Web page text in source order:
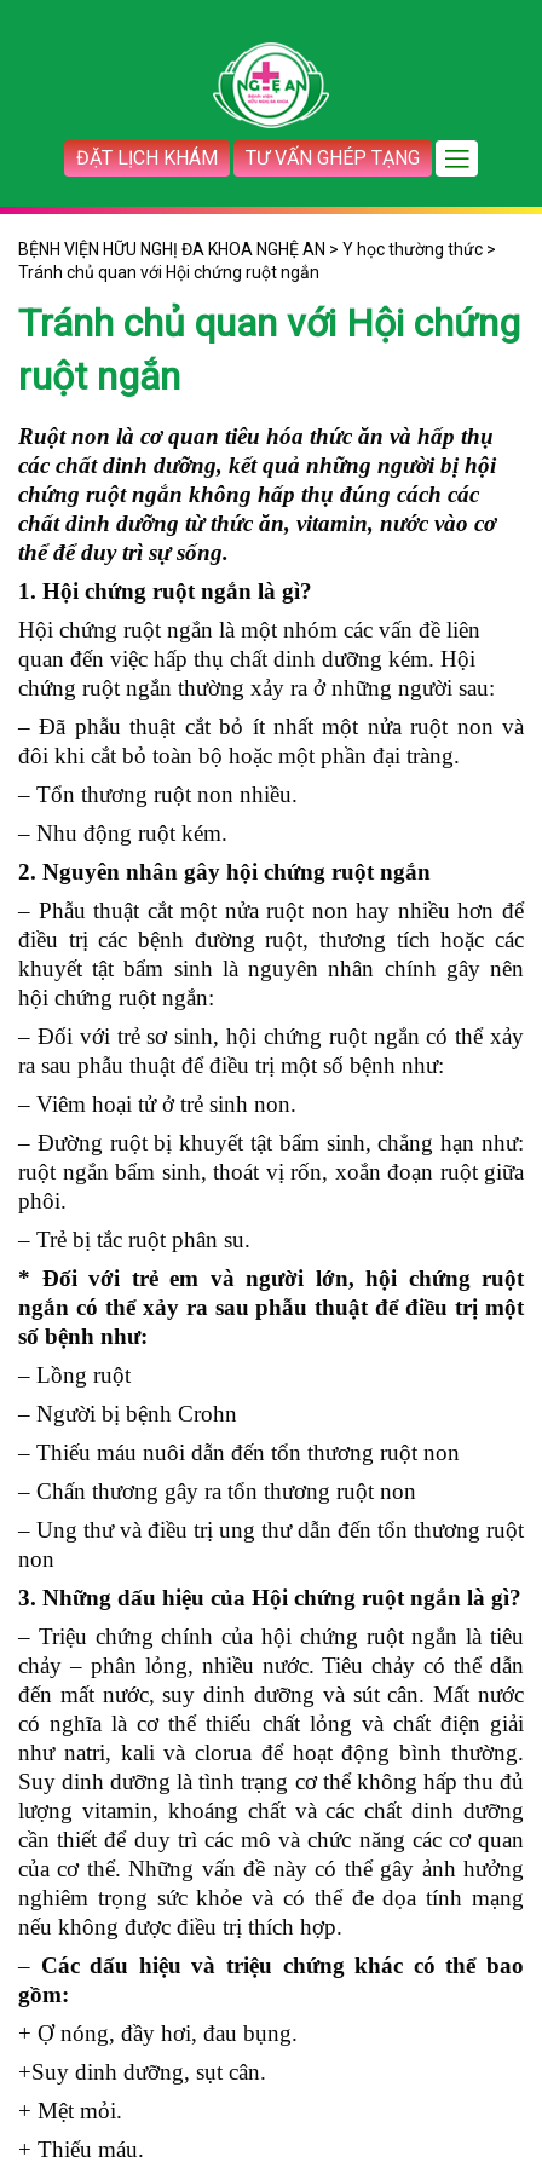
ĐẶT LỊCH KHÁM TƯ VẤN GHÉP TẠNG
BỆNH VIỆN HỮU NGHỊ ĐA KHOA NGHỆ AN > Y học thường thức >
Tránh chủ quan với Hội chứng ruột ngắn
Tránh chủ quan với Hội chứng
ruột ngắn
Ruột non là cơ quan tiêu hóa thức ăn và hấp thụ
các chất dinh dưỡng, kết quả những người bị hội
chứng ruột ngắn không hấp thụ đúng cách các
chất dinh dưỡng từ thức ăn, vitamin, nước vào cơ
thể để duy trì sự sống.
1. Hội chứng ruột ngắn là gì?
Hội chứng ruột ngắn là một nhóm các vấn đề liên
quan đến việc hấp thụ chất dinh dưỡng kém. Hội
chứng ruột ngắn thường xảy ra ở những người sau:
– Đã phẫu thuật cắt bỏ ít nhất một nửa ruột non và
đôi khi cắt bỏ toàn bộ hoặc một phần đại tràng.
– Tổn thương ruột non nhiều.
– Nhu động ruột kém.
2. Nguyên nhân gây hội chứng ruột ngắn
– Phẫu thuật cắt một nửa ruột non hay nhiều hơn để
điều trị các bệnh đường ruột, thương tích hoặc các
khuyết tật bẩm sinh là nguyên nhân chính gây nên
hội chứng ruột ngắn:
– Đối với trẻ sơ sinh, hội chứng ruột ngắn có thể xảy
ra sau phẫu thuật để điều trị một số bệnh như:
– Viêm hoại tử ở trẻ sinh non.
– Đường ruột bị khuyết tật bẩm sinh, chẳng hạn như:
ruột ngắn bẩm sinh, thoát vị rốn, xoắn đoạn ruột giữa
phôi.
– Trẻ bị tắc ruột phân su.
* Đối với trẻ em và người lớn, hội chứng ruột
ngắn có thể xảy ra sau phẫu thuật để điều trị một
số bệnh như:
– Lồng ruột
– Người bị bệnh Crohn
– Thiếu máu nuôi dẫn đến tổn thương ruột non
– Chấn thương gây ra tổn thương ruột non
– Ung thư và điều trị ung thư dẫn đến tổn thương ruột
non
3. Những dấu hiệu của Hội chứng ruột ngắn là gì?
– Triệu chứng chính của hội chứng ruột ngắn là tiêu
chảy – phân lỏng, nhiều nước. Tiêu chảy có thể dẫn
đến mất nước, suy dinh dưỡng và sút cân. Mất nước
có nghĩa là cơ thể thiếu chất lỏng và chất điện giải
như natri, kali và clorua để hoạt động bình thường.
Suy dinh dưỡng là tình trạng cơ thể không hấp thu đủ
lượng vitamin, khoáng chất và các chất dinh dưỡng
cần thiết để duy trì các mô và chức năng các cơ quan
của cơ thể.Những vấn đề này có thể gây ảnh hưởng
nghiêm trọng sức khỏe và có thể đe dọa tính mạng
nếu không được điều trị thích hợp.
– Các dấu hiệu và triệu chứng khác có thể bao
gồm:
+ Ợ nóng, đầy hơi, đau bụng.
+Suy dinh dưỡng, sụt cân.
+ Mệt mỏi.
+ Thiếu máu.